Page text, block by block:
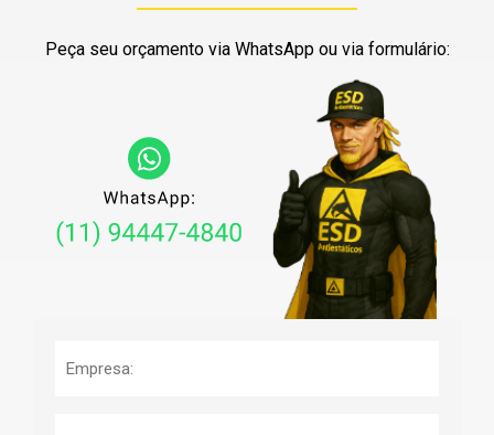
Peça seu orçamento via WhatsApp ou via formulário: